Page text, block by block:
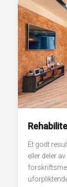
Et godt
eller deler